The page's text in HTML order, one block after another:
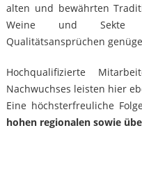
alten und bewährten
Weine und Sekte
Qualitätsansprüchen
Hochqualifizierte
Nachwuchses leisten hier
Eine höchsterfreuliche
hohen regionalen sowie